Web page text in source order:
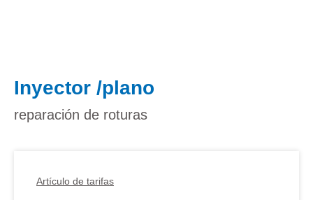
Inyector /plano
reparación de roturas
Artículo de tarifas